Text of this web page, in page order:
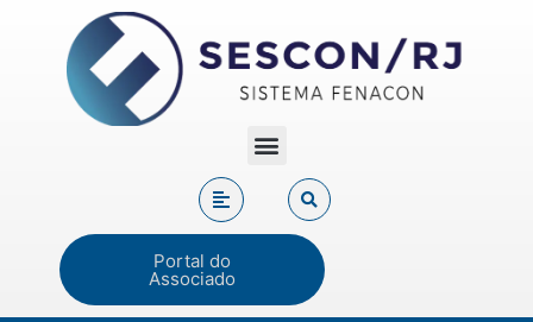
Portal do
Associado